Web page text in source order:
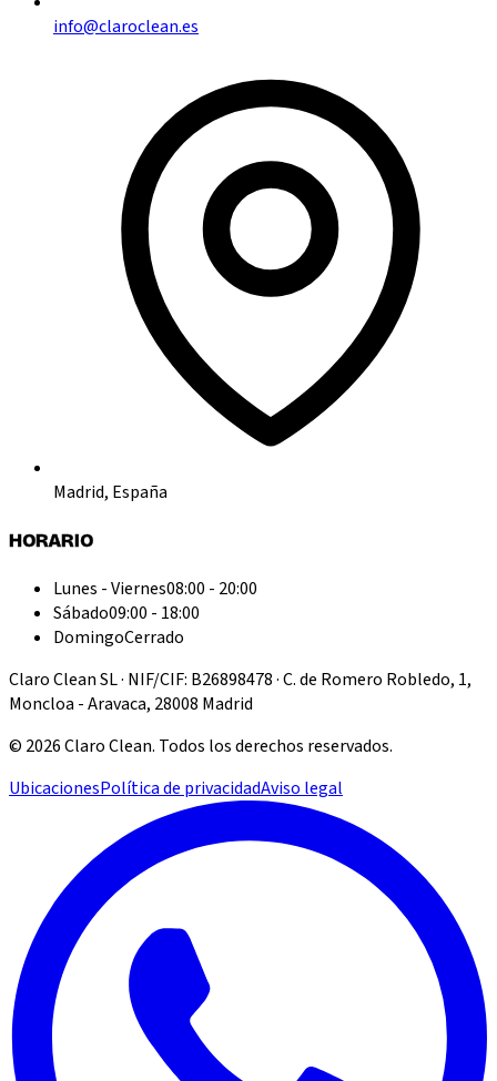
info@claroclean.es
Madrid, España
HORARIO
Lunes - Viernes08:00 - 20:00
Sábado09:00 - 18:00
DomingoCerrado
Claro Clean SL · NIF/CIF: B26898478 · C. de Romero Robledo, 1,
Moncloa - Aravaca, 28008 Madrid
© 2026Claro Clean. Todos los derechos reservados.
UbicacionesPolítica de privacidadAviso legal